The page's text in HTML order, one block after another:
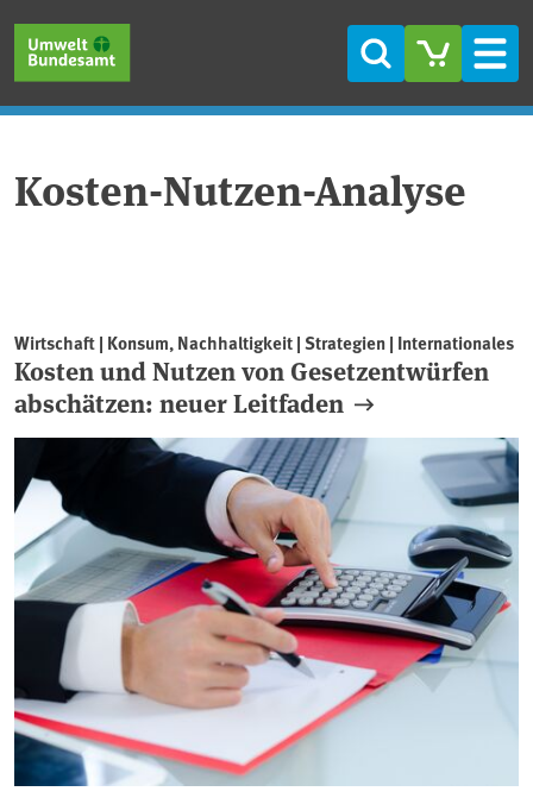
Suche
Kosten-Nutzen-Analyse
Wirtschaft | Konsum, Nachhaltigkeit | Strategien | Internationales
Kosten und Nutzen von Gesetzentwürfen
abschätzen: neuer Leitfaden